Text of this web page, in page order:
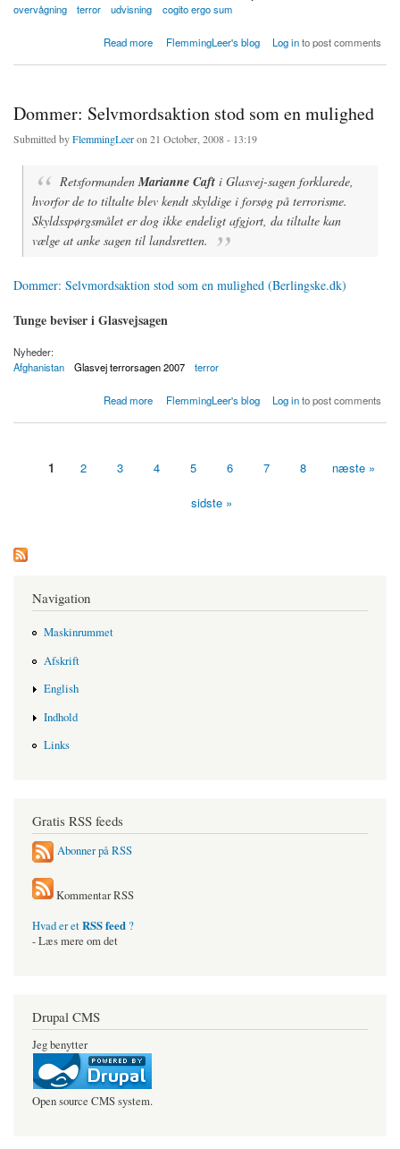
overvågning
terror udvisning cogito ergo sum
Read more
about 7 og 12 år til terrordømte i Glasvej-sagen, den ene udvises til Afghanistan
FlemmingLeer's blog Log into post comments
Dommer: Selvmordsaktion stod som en mulighed
Submitted byFlemmingLeeron 21 October, 2008 - 13:19
RetsformandenMarianne Caft i Glasvej-sagen forklarede,
hvorfor de to tiltalte blev kendt skyldige i forsøg på terrorisme.
Skyldsspørgsmålet er dog ikke endeligt afgjort, da tiltalte kan
vælge at anke sagen til landsretten.
Dommer: Selvmordsaktion stod som en mulighed (Berlingske.dk)
Tunge beviser i Glasvejsagen
Nyheder:
Afghanistan
Glasvej terrorsagen 2007 terror
Read more
about Dommer: Selvmordsaktion stod som en mulighed
FlemmingLeer's blog Log into post comments
1 2 3 4 5 6 7 8 næste »
sidste »
Navigation
Maskinrummet
Afskrift
English
Indhold
Links
Gratis RSS feeds
Abonner på RSS
Kommentar RSS
Hvad er etRSS feed ?
- Læs mere om det
Drupal CMS
Jeg benytter
Open source CMS system.